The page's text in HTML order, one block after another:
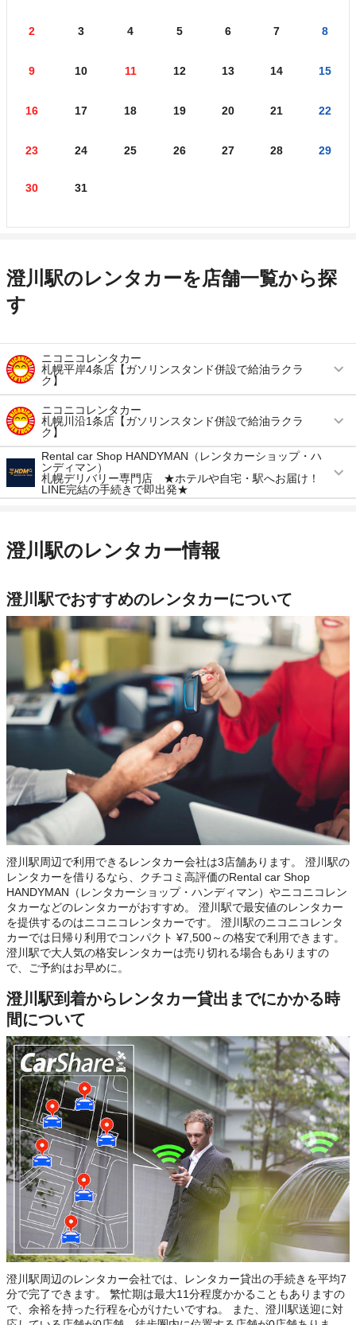
2 3 4 5 6 7 8
9 10 11 12 13 14 15
16 17 18 19 20 21 22
23 24 25 26 27 28 29
30 31
澄川駅のレンタカーを店舗一覧から探
す
ニコニコレンタカー
札幌平岸4条店【ガソリンスタンド併設で給油ラクラ
ク】
営業時間 毎日 06:00 ～ 23:00
アクセス
札幌市豊平区平岸四条10-8-11
店舗詳細 店舗詳細ページはこちら
ニコニコレンタカー
札幌川沿1条店【ガソリンスタンド併設で給油ラクラ
ク】
営業時間 毎日 08:00 ～ 20:00
アクセス 真駒内駅より車で約6分（送迎なし）
店舗詳細 店舗詳細ページはこちら
Rental car Shop HANDYMAN（レンタカーショップ・ハ
ンディマン）
札幌デリバリー専門店 ★ホテルや自宅・駅へお届け！
LINE完結の手続きで即出発★
アクセス 札幌駅より徒歩で約0分（送迎なし）
店舗詳細 店舗詳細ページはこちら
この店舗でレンタカーを探す
澄川駅のレンタカー情報
澄川駅でおすすめのレンタカーについて
澄川駅周辺で利用できるレンタカー会社は3店舗あります。 澄川駅の
レンタカーを借りるなら、クチコミ高評価のRental car Shop
HANDYMAN（レンタカーショップ・ハンディマン）やニコニコレン
タカーなどのレンタカーがおすすめ。 澄川駅で最安値のレンタカー
を提供するのはニコニコレンタカーです。 澄川駅のニコニコレンタ
カーでは日帰り利用でコンパクト ¥7,500～の格安で利用できます。
澄川駅で大人気の格安レンタカーは売り切れる場合もありますの
で、ご予約はお早めに。
澄川駅到着からレンタカー貸出までにかかる時
間について
澄川駅周辺のレンタカー会社では、レンタカー貸出の手続きを平均7
分で完了できます。 繁忙期は最大11分程度かかることもありますの
で、余裕を持った行程を心がけたいですね。 また、澄川駅送迎に対